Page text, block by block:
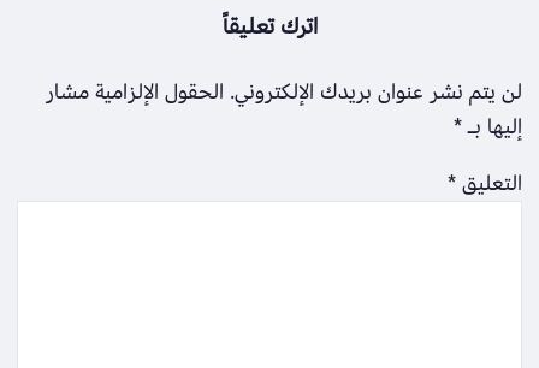
اترك تعليقاً
لن يتم نشر عنوان بريدك الإلكتروني. الحقول الإلزامية مشار
إليها بـ*
التعليق*